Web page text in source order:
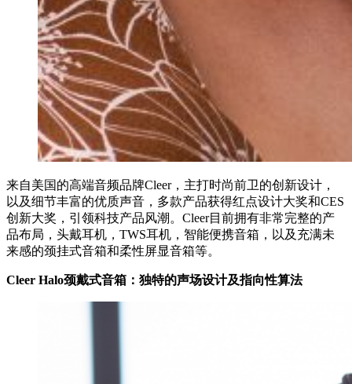
来自美国的高端音频品牌Cleer，主打时尚前卫的创新设计，
以及细节丰富的优质声音，多款产品获得红点设计大奖和CES
创新大奖，引领科技产品风潮。Cleer目前拥有非常完整的产
品布局，头戴耳机，TWS耳机，智能便携音箱，以及充满未
来感的颈挂式音箱和柔性屏显音箱等。
Cleer Halo颈戴式音箱：独特的声场设计及指向性算法